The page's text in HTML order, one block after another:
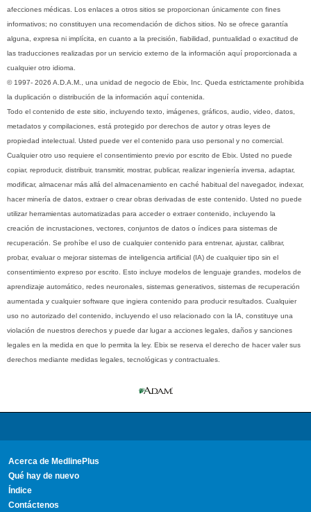
afecciones médicas. Los enlaces a otros sitios se proporcionan únicamente con fines
informativos; no constituyen una recomendación de dichos sitios. No se ofrece garantía
alguna, expresa ni implícita, en cuanto a la precisión, fiabilidad, puntualidad o exactitud de
las traducciones realizadas por un servicio externo de la información aquí proporcionada a
cualquier otro idioma.
© 1997- 2026 A.D.A.M., una unidad de negocio de Ebix, Inc. Queda estrictamente prohibida
la duplicación o distribución de la información aquí contenida.
Todo el contenido de este sitio, incluyendo texto, imágenes, gráficos, audio, video, datos,
metadatos y compilaciones, está protegido por derechos de autor y otras leyes de
propiedad intelectual. Usted puede ver el contenido para uso personal y no comercial.
Cualquier otro uso requiere el consentimiento previo por escrito de Ebix. Usted no puede
copiar, reproducir, distribuir, transmitir, mostrar, publicar, realizar ingeniería inversa, adaptar,
modificar, almacenar más allá del almacenamiento en caché habitual del navegador, indexar,
hacer minería de datos, extraer o crear obras derivadas de este contenido. Usted no puede
utilizar herramientas automatizadas para acceder o extraer contenido, incluyendo la
creación de incrustaciones, vectores, conjuntos de datos o índices para sistemas de
recuperación. Se prohíbe el uso de cualquier contenido para entrenar, ajustar, calibrar,
probar, evaluar o mejorar sistemas de inteligencia artificial (IA) de cualquier tipo sin el
consentimiento expreso por escrito. Esto incluye modelos de lenguaje grandes, modelos de
aprendizaje automático, redes neuronales, sistemas generativos, sistemas de recuperación
aumentada y cualquier software que ingiera contenido para producir resultados. Cualquier
uso no autorizado del contenido, incluyendo el uso relacionado con la IA, constituye una
violación de nuestros derechos y puede dar lugar a acciones legales, daños y sanciones
legales en la medida en que lo permita la ley. Ebix se reserva el derecho de hacer valer sus
derechos mediante medidas legales, tecnológicas y contractuales.
Acerca de MedlinePlus
Qué hay de nuevo
Índice
Contáctenos